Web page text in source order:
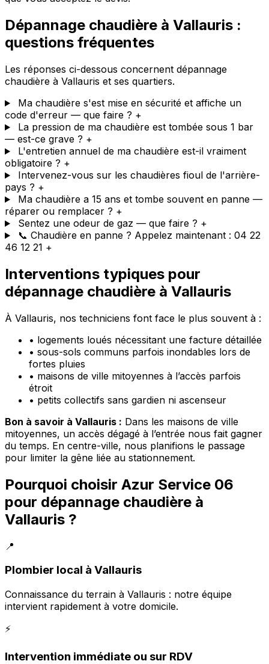
Dépannage chaudière à Vallauris :
questions fréquentes
Les réponses ci-dessous concernent dépannage
chaudière à Vallauris et ses quartiers.
Ma chaudière s'est mise en sécurité et affiche un
code d'erreur — que faire ? +
La pression de ma chaudière est tombée sous 1 bar
— est-ce grave ? +
L'entretien annuel de ma chaudière est-il vraiment
obligatoire ? +
Intervenez-vous sur les chaudières fioul de l'arrière-
pays ? +
Ma chaudière a 15 ans et tombe souvent en panne —
réparer ou remplacer ? +
Sentez une odeur de gaz — que faire ? +
📞 Chaudière en panne ? Appelez maintenant : 04 22
46 12 21 +
Interventions typiques pour
dépannage chaudière à Vallauris
À Vallauris, nos techniciens font face le plus souvent à :
• logements loués nécessitant une facture détaillée
• sous-sols communs parfois inondables lors de
fortes pluies
• maisons de ville mitoyennes à l’accès parfois
étroit
• petits collectifs sans gardien ni ascenseur
Bon à savoir à Vallauris : Dans les maisons de ville
mitoyennes, un accès dégagé à l’entrée nous fait gagner
du temps. En centre-ville, nous planifions le passage
pour limiter la gêne liée au stationnement.
Pourquoi choisir Azur Service 06
pour dépannage chaudière à
Vallauris ?
📍
Plombier local à Vallauris
Connaissance du terrain à Vallauris : notre équipe
intervient rapidement à votre domicile.
⚡
Intervention immédiate ou sur RDV